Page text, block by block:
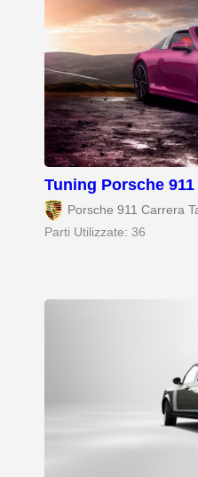
Tuning Porsche
Porsche 911 Carrera
Parti Utilizzate: 36